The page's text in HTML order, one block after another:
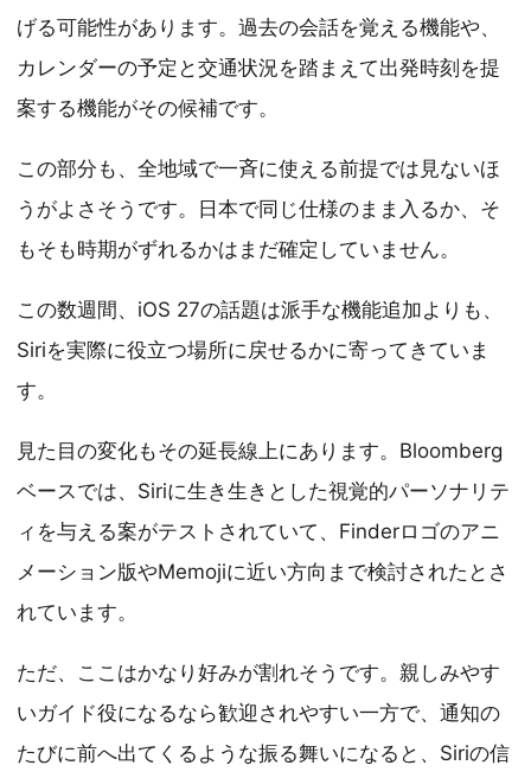
げる可能性があります。過去の会話を覚える機能や、
カレンダーの予定と交通状況を踏まえて出発時刻を提
案する機能がその候補です。
この部分も、全地域で一斉に使える前提では見ないほ
うがよさそうです。日本で同じ仕様のまま入るか、そ
もそも時期がずれるかはまだ確定していません。
この数週間、iOS 27の話題は派手な機能追加よりも、
Siriを実際に役立つ場所に戻せるかに寄ってきていま
す。
見た目の変化もその延長線上にあります。Bloomberg
ベースでは、Siriに生き生きとした視覚的パーソナリテ
ィを与える案がテストされていて、Finderロゴのアニ
メーション版やMemojiに近い方向まで検討されたとさ
れています。
ただ、ここはかなり好みが割れそうです。親しみやす
いガイド役になるなら歓迎されやすい一方で、通知の
たびに前へ出てくるような振る舞いになると、Siriの信